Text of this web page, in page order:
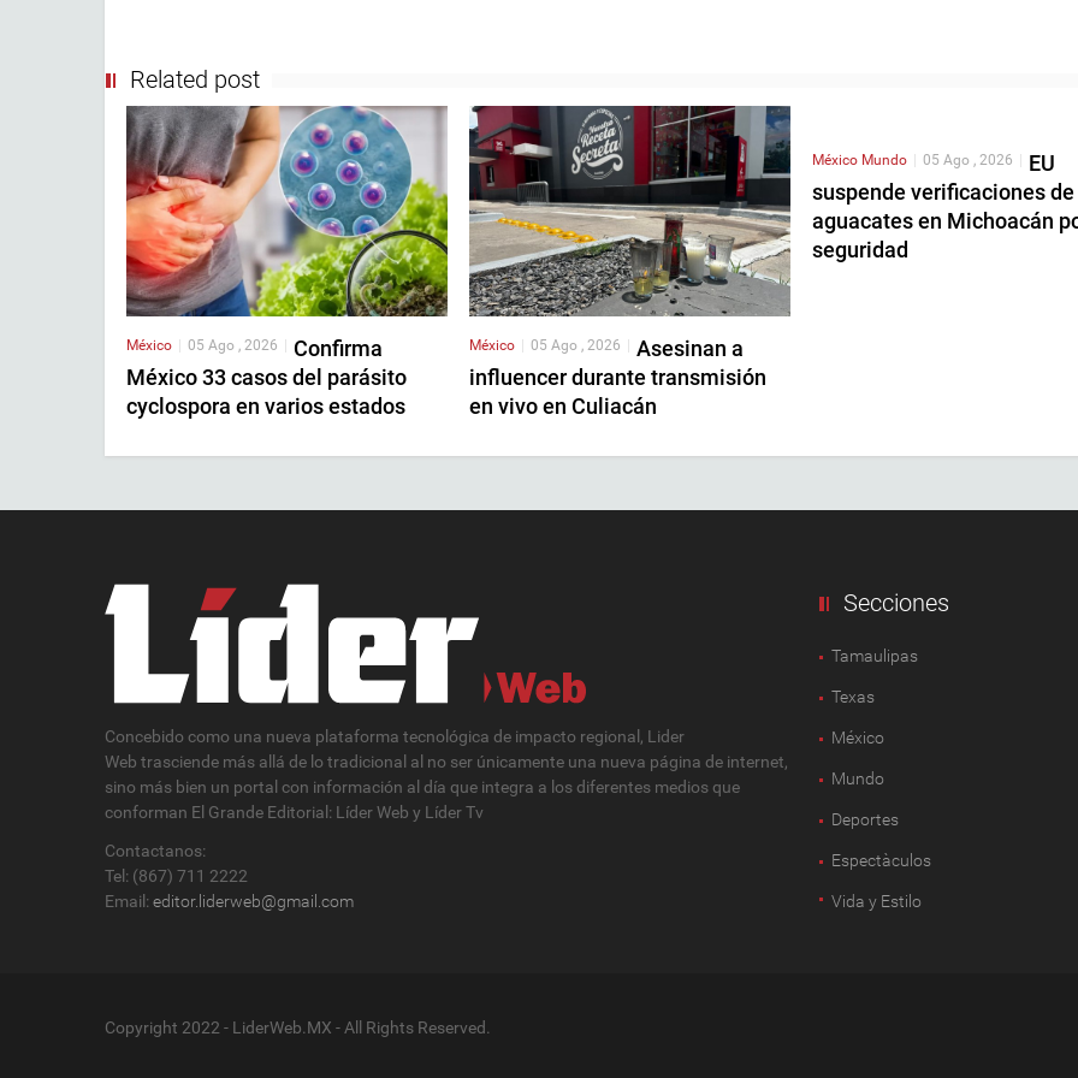
Related post
México 05 Ago , 2026
Confirma
México 33 casos del parásito
cyclospora en varios estados
México 05 Ago , 2026
Asesinan a
influencer durante transmisión
en vivo en Culiacán
México Mundo | 05 Ago , 2026 | EU
suspende verificaciones de
aguacates en Michoacán
seguridad
Concebido como una nueva plataforma tecnológica de impacto regional, Lider
Web trasciende más allá de lo tradicional al no ser únicamente una nueva página de internet,
sino más bien un portal con información al día que integra a los diferentes medios que
conforman El Grande Editorial: Líder Web y Líder Tv
Contactanos:
Tel: (867) 711 2222
Email: editor.liderweb@gmail.com
Secciones
Tamaulipas
Texas
México
Mundo
Deportes
Espectàculos
Vida y Estilo
Copyright 2022 - LiderWeb.MX - All Rights Reserved.